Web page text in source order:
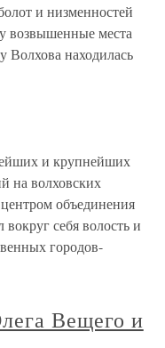
и низменностей
возвышенные места
Волхова находилась
и крупнейших
на волховских
объединения
себя волость и
городов-
Вещего и